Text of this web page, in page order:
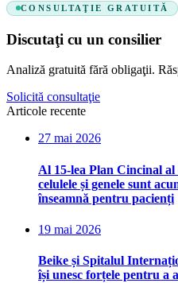
CONSULTAŢIE GRATUITĂ
Discutaţi cu un consilier
Analiză gratuită fără obligaţii.
Solicită consultaţie
Articole recente
27 mai 2026
Al 15-lea Plan Cincinal al
celulele și genele sunt
înseamnă pentru pacienți
19 mai 2026
Beike și Spitalul
își unesc forțele pentru a